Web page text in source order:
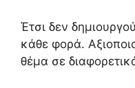
Έτσι δεν
κάθε φορά.
θέμα σε